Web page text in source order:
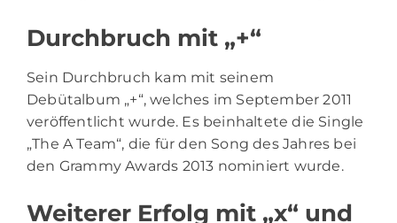
Durchbruch mit „+“
Sein Durchbruch kam mit seinem
Debütalbum „+“, welches im September 2011
veröffentlicht wurde. Es beinhaltete die Single
„The A Team“, die für den Song des Jahres bei
den Grammy Awards 2013 nominiert wurde.
Weiterer Erfolg mit „x“ und